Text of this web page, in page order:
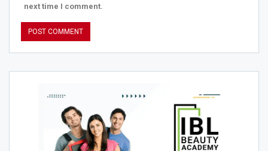
next time I comment.